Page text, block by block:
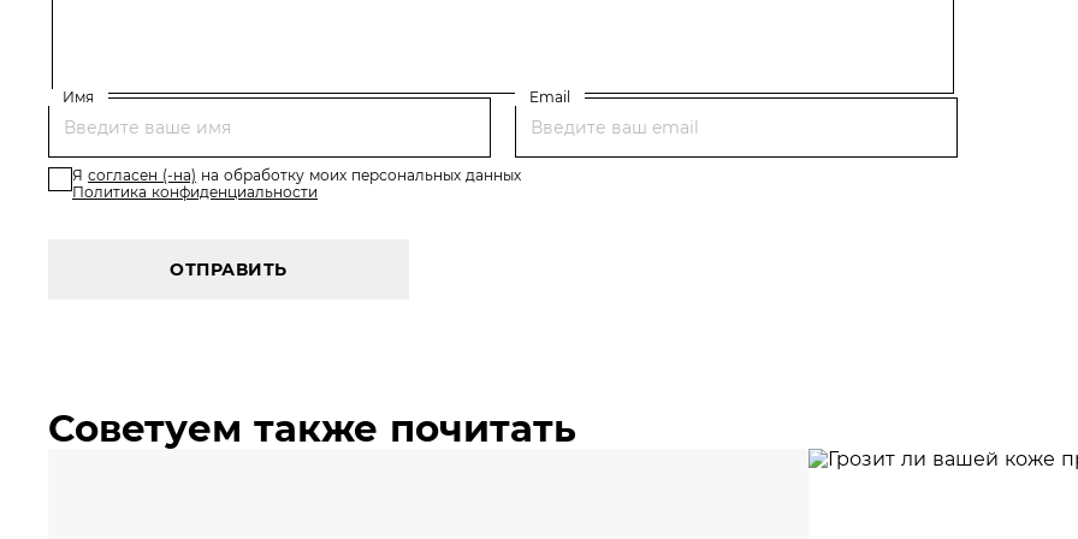
Имя Email
Я согласен (-на) на обработку моих персональных данных
Политика конфиденциальности
ОТПРАВИТЬ
Советуем также почитать